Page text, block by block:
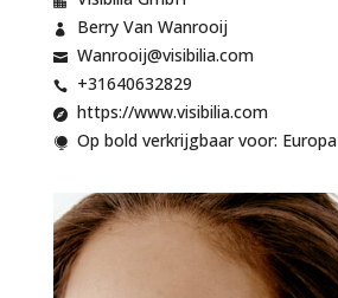
 Berry Van Wanrooij
 Wanrooij@visibilia.com
 +31640632829
 https://www.visibilia.com
 Op bold verkrijgbaar voor: Europa